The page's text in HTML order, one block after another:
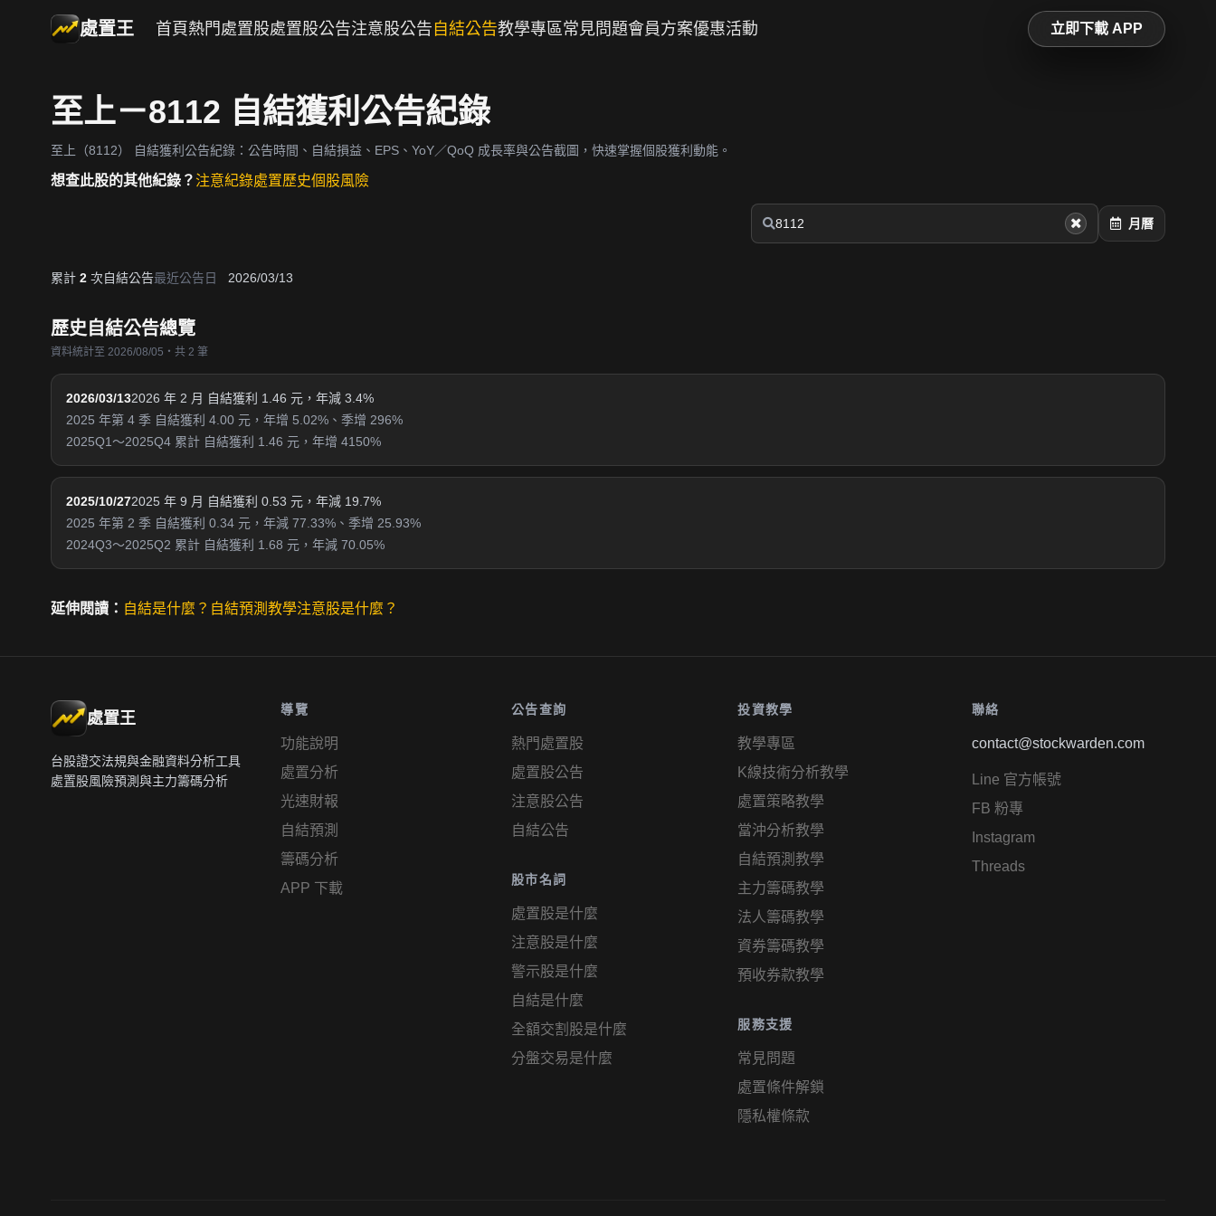
處置王 首頁 熱門處置股處置股公告注意股公告 自結公告教學專區常見問題會員方案優惠活動 立即下載 APP
至上－8112 自結獲利公告紀錄
至上（8112） 自結獲利公告紀錄：公告時間、自結損益、EPS、YoY／QoQ 成長率與公告截圖，快速掌握個股獲利動能。
想查此股的其他紀錄？注意紀錄處置歷史個股風險
月曆
累計 2 次自結公告最近公告日 2026/03/13
歷史自結公告總覽
資料統計至 2026/08/05・共 2 筆
2026/03/132026 年 2 月 自結獲利 1.46 元，年減 3.4%
2025 年第 4 季 自結獲利 4.00 元，年增 5.02%、季增 296%
2025Q1～2025Q4 累計 自結獲利 1.46 元，年增 4150%
2025/10/272025 年 9 月 自結獲利 0.53 元，年減 19.7%
2025 年第 2 季 自結獲利 0.34 元，年減 77.33%、季增 25.93%
2024Q3～2025Q2 累計 自結獲利 1.68 元，年減 70.05%
延伸閱讀： 自結是什麼？ 自結預測教學注意股是什麼？
處置王
台股證交法規與金融資料分析工具
處置股風險預測與主力籌碼分析
導覽
功能說明
處置分析
光速財報
自結預測
籌碼分析
APP 下載
公告查詢
熱門處置股
處置股公告
注意股公告
自結公告
股市名詞
處置股是什麼
注意股是什麼
警示股是什麼
自結是什麼
全額交割股是什麼
分盤交易是什麼
投資教學
教學專區
K線技術分析教學
處置策略教學
當沖分析教學
自結預測教學
主力籌碼教學
法人籌碼教學
資券籌碼教學
預收券款教學
服務支援
常見問題
處置條件解鎖
隱私權條款
聯絡
contact@stockwarden.com
Line 官方帳號
FB 粉專
Instagram
Threads